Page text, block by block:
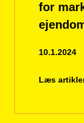
for
10.1.2024
Læs